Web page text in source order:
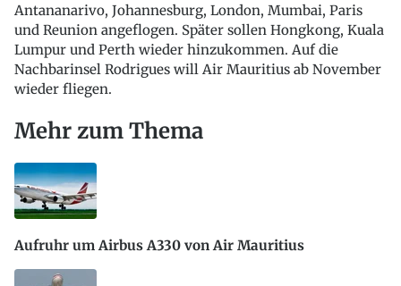
Antananarivo, Johannesburg, London, Mumbai, Paris
und Reunion angeflogen. Später sollen Hongkong, Kuala
Lumpur und Perth wieder hinzukommen. Auf die
Nachbarinsel Rodrigues will Air Mauritius ab November
wieder fliegen.
Mehr zum Thema
Aufruhr um Airbus A330 von Air Mauritius